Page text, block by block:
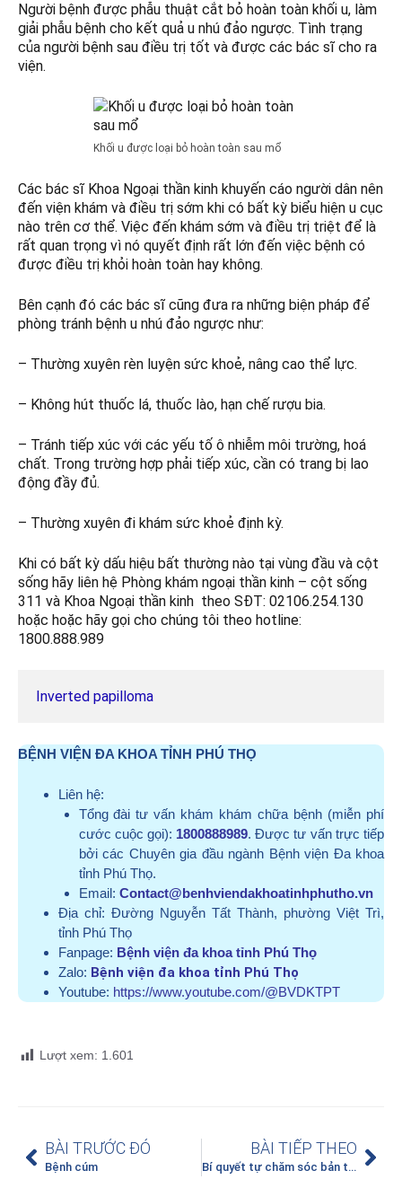
Người bệnh được phẫu thuật cắt bỏ hoàn toàn khối u, làm
giải phẫu bệnh cho kết quả u nhú đảo ngược. Tình trạng
của người bệnh sau điều trị tốt và được các bác sĩ cho ra
viện.
Khối u được loại bỏ hoàn toàn sau mổ
Các bác sĩ Khoa Ngoại thần kinh khuyến cáo người dân nên
đến viện khám và điều trị sớm khi có bất kỳ biểu hiện u cục
nào trên cơ thể. Việc đến khám sớm và điều trị triệt để là
rất quan trọng vì nó quyết định rất lớn đến việc bệnh có
được điều trị khỏi hoàn toàn hay không.
Bên cạnh đó các bác sĩ cũng đưa ra những biện pháp để
phòng tránh bệnh u nhú đảo ngược như:
– Thường xuyên rèn luyện sức khoẻ, nâng cao thể lực.
– Không hút thuốc lá, thuốc lào, hạn chế rượu bia.
– Tránh tiếp xúc với các yếu tố ô nhiễm môi trường, hoá
chất. Trong trường hợp phải tiếp xúc, cần có trang bị lao
động đầy đủ.
– Thường xuyên đi khám sức khoẻ định kỳ.
Khi có bất kỳ dấu hiệu bất thường nào tại vùng đầu và cột
sống hãy liên hệ Phòng khám ngoại thần kinh – cột sống
311 và Khoa Ngoại thần kinh theo SĐT: 02106.254.130
hoặc hoặc hãy gọi cho chúng tôi theo hotline:
1800.888.989
Inverted papilloma
BỆNH VIỆN ĐA KHOA TỈNH PHÚ THỌ
Liên hệ:
Tổng đài tư vấn khám khám chữa bệnh (miễn phí
cước cuộc gọi): 1800888989. Được tư vấn trực tiếp
bởi các Chuyên gia đầu ngành Bệnh viện Đa khoa
tỉnh Phú Thọ.
Email: Contact@benhviendakhoatinhphutho.vn
Địa chỉ: Đường Nguyễn Tất Thành, phường Việt Trì,
tỉnh Phú Thọ
Fanpage: Bệnh viện đa khoa tỉnh Phú Thọ
Zalo: Bệnh viện đa khoa tỉnh Phú Thọ
Youtube: https://www.youtube.com/@BVDKTPT
Lượt xem: 1.601
BÀI TRƯỚC ĐÓ
Bệnh cúm
BÀI TIẾP THEO
Bí quyết tự chăm sóc bản thân